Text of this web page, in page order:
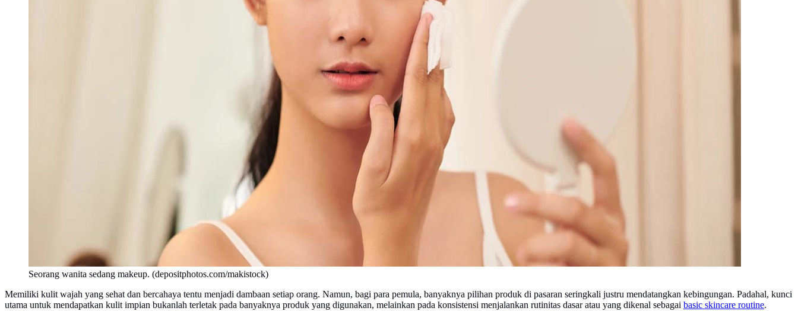
Seorang wanita sedang makeup. (depositphotos.com/makistock)
Memiliki kulit wajah yang sehat dan bercahaya tentu menjadi dambaan setiap orang. Namun, bagi para pemula, banyaknya pilihan produk di pasaran seringkali justru mendatangkan kebingungan. Padahal, kunci
utama untuk mendapatkan kulit impian bukanlah terletak pada banyaknya produk yang digunakan, melainkan pada konsistensi menjalankan rutinitas dasar atau yang dikenal sebagai basic skincare routine.